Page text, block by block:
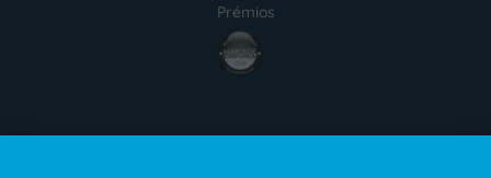
Prémios
award4